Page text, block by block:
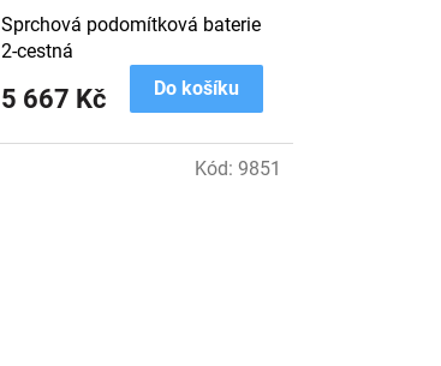
5 667 Kč Do košíku
Sprchová podomítková baterie
2-cestná
Kód: 9851